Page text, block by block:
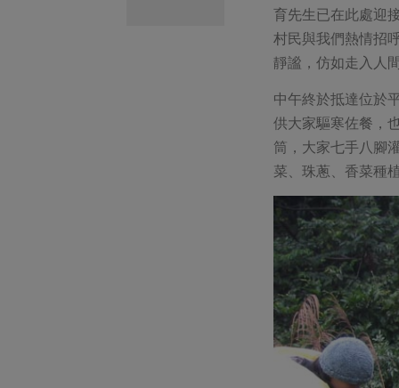
育先生已在此處迎
村民與我們熱情招
靜謐，仿如走入人
中午終於抵達位於
供大家驅寒佐餐，
筒，大家七手八腳
菜、珠蔥、香菜種